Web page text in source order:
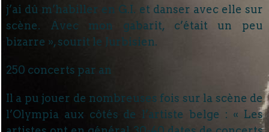
j’ai dû m’habiller en G.I. et danser avec elle sur
scène. Avec mon gabarit, c’était un peu
bizarre », sourit le Jurbisien.
250 concerts par an
Il a pu jouer de nombreuses fois sur la scène de
l’Olympia aux côtés de l’artiste belge : « Les